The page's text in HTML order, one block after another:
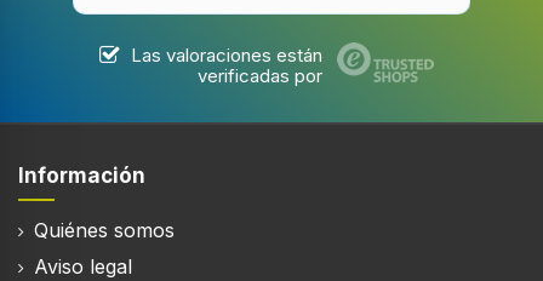
Las valoraciones están
verificadas por
Información
Quiénes somos
Aviso legal